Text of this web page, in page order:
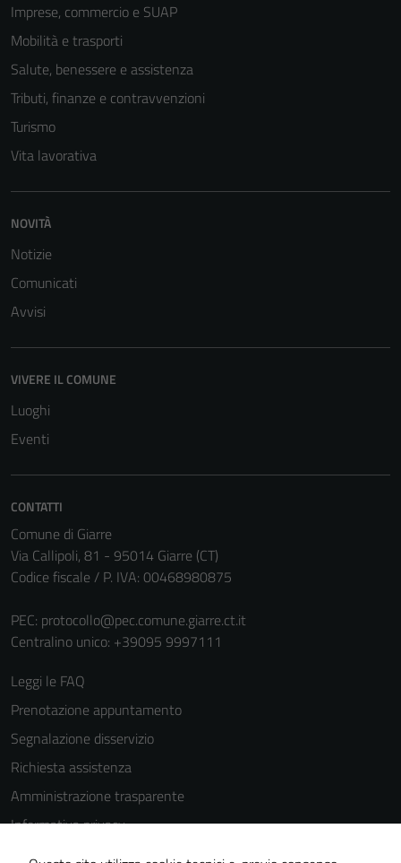
Imprese, commercio e SUAP
Mobilità e trasporti
Salute, benessere e assistenza
Tributi, finanze e contravvenzioni
Turismo
Vita lavorativa
NOVITÀ
Notizie
Comunicati
Avvisi
VIVERE IL COMUNE
Luoghi
Eventi
CONTATTI
Comune di Giarre
Via Callipoli, 81 - 95014 Giarre (CT)
Codice fiscale / P. IVA: 00468980875
PEC: protocollo@pec.comune.giarre.ct.it
Centralino unico: +39095 9997111
Leggi le FAQ
Prenotazione appuntamento
Segnalazione disservizio
Richiesta assistenza
Amministrazione trasparente
Informativa privacy
Cookie Policy
possono
personali.